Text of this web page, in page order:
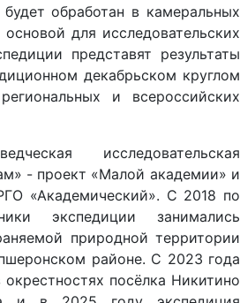
обработан в камеральных
для исследовательских
представят результаты
декабрьском круглом
и всероссийских
исследовательская
- проект «Малой академии» и
«Академический». С 2018 по
экспедиции занимались
природной территории
районе. С 2023 года
окрестностях посёлка Никитино